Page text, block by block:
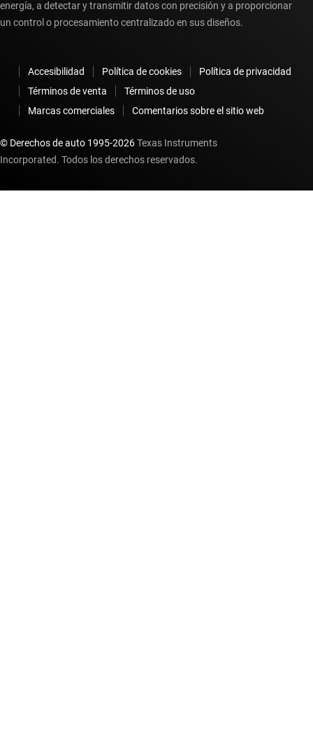
energía, a detectar y transmitir datos con precisión y a proporcionar
un control o procesamiento centralizado en sus diseños.
Accesibilidad Política de cookies
Política de privacidad
Términos de venta
Términos de uso
Marcas comerciales
Comentarios sobre el sitio web
© Derechos de auto 1995-2026Texas Instruments
Incorporated. Todos los derechos reservados.